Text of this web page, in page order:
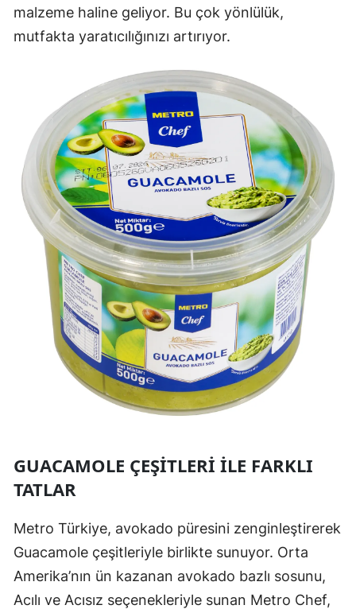
malzeme haline geliyor. Bu çok yönlülük,
mutfakta yaratıcılığınızı artırıyor.
GUACAMOLE ÇEŞITLERI ILE FARKLI
TATLAR
Metro Türkiye, avokado püresini zenginleştirerek
Guacamole çeşitleriyle birlikte sunuyor. Orta
Amerika’nın ün kazanan avokado bazlı sosunu,
Acılı ve Acısız seçenekleriyle sunan Metro Chef,